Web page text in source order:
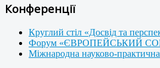
Конференції
Круглий стіл «Досвід та
Форум «ЄВРОПЕЙСЬКИЙ
Міжнародна науково-